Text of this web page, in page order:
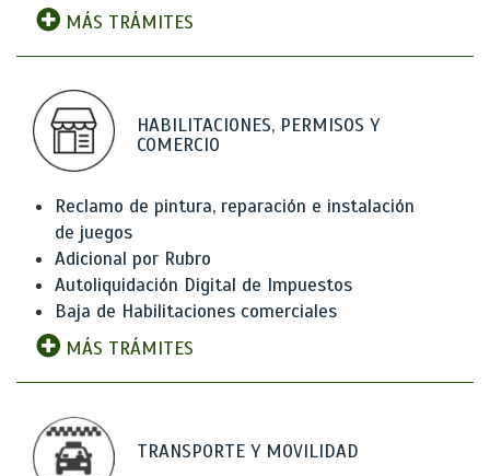
MÁS TRÁMITES
HABILITACIONES, PERMISOS Y
COMERCIO
Reclamo de pintura, reparación e instalación
de juegos
Adicional por Rubro
Autoliquidación Digital de Impuestos
Baja de Habilitaciones comerciales
MÁS TRÁMITES
TRANSPORTE Y MOVILIDAD